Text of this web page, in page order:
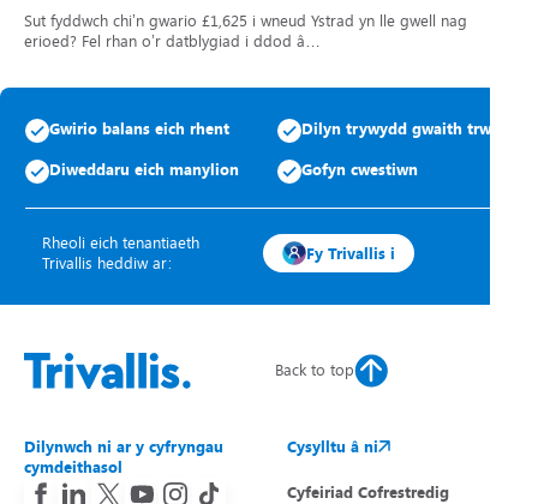
Sut fyddwch chi’n gwario £1,625 i wneud Ystrad yn lle gwell nag
erioed? Fel rhan o’r datblygiad i ddod â…
Gwirio balans eich rhent Dilyn trywydd gwaith trwsio
Diweddaru eich manylion Gofyn cwestiwn
Rheoli eich tenantiaeth
Trivallis heddiw ar:
Fy Trivallis i
Back to top
Dilynwch ni ar y cyfryngau
cymdeithasol
Cysylltu â ni
Cyfeiriad Cofrestredig